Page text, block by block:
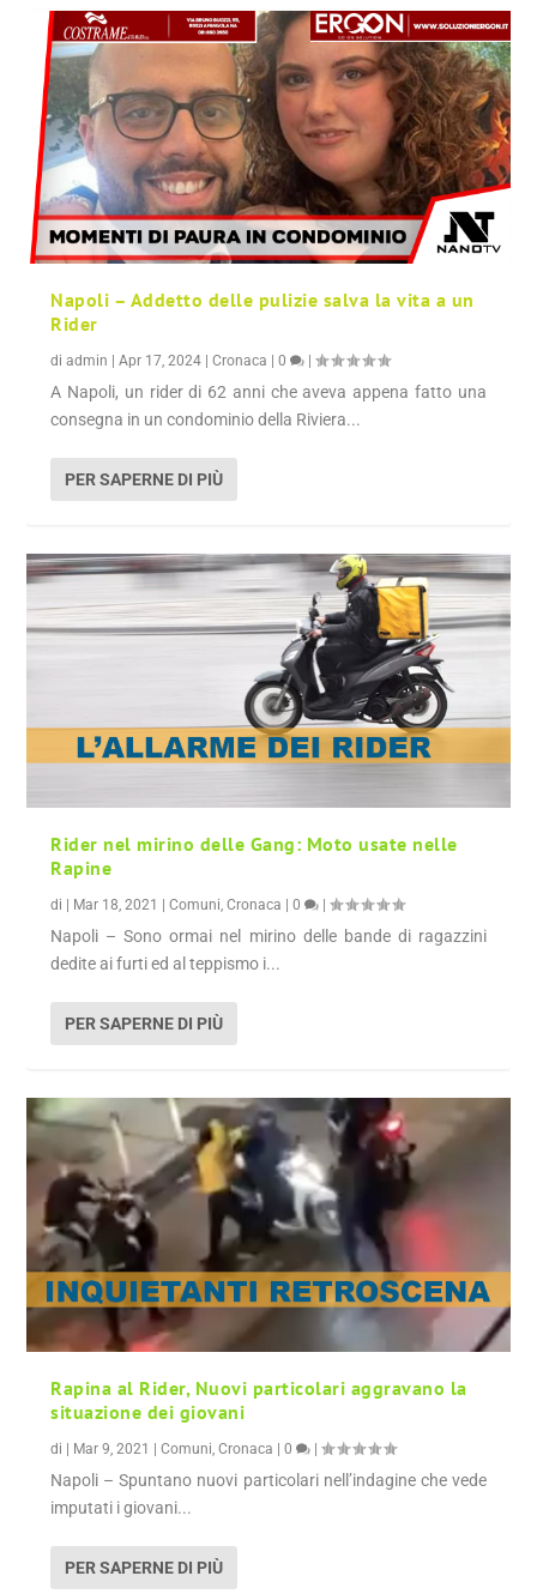
Napoli – Addetto delle pulizie salva la vita a un
Rider
diadmin |Apr 17, 2024 |Cronaca |0 |
A Napoli, un rider di 62 anni che aveva appena fatto una
consegna in un condominio della Riviera...
PER SAPERNE DI PIÙ
Rider nel mirino delle Gang: Moto usate nelle
Rapine
di Mar 18, 2021 |Comuni,Cronaca |0 |
Napoli – Sono ormai nel mirino delle bande di ragazzini
dedite ai furti ed al teppismo i...
PER SAPERNE DI PIÙ
Rapina al Rider, Nuovi particolari aggravano la
situazione dei giovani
di | Mar 9, 2021 |Comuni ,Cronaca |0 |
Napoli – Spuntano nuovi particolari nell’indagine che vede
imputati i giovani...
PER SAPERNE DI PIÙ